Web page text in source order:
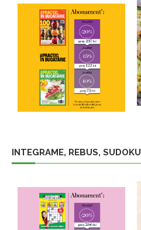
INTEGRAME, REBUS, SUDOKU